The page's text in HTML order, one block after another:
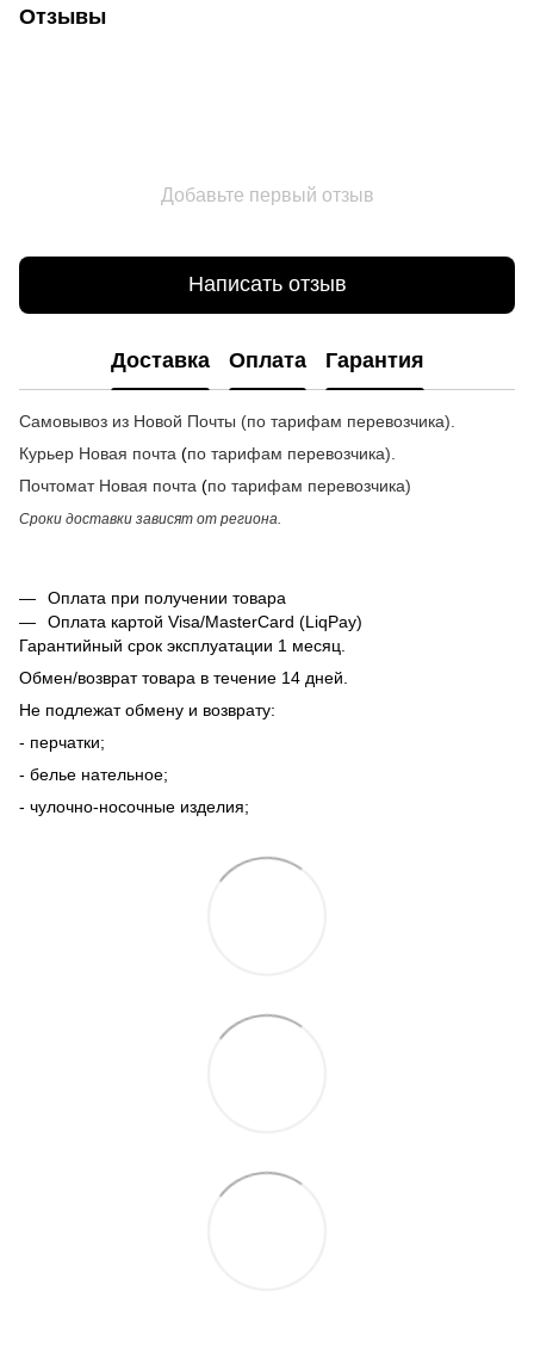
Отзывы
Добавьте первый отзыв
Написать отзыв
Доставка Оплата Гарантия
Самовывоз из Новой Почты (по тарифам перевозчика).
Курьер Новая почта (по тарифам перевозчика).
Почтомат Новая почта (по тарифам перевозчика)
Сроки доставки зависят от региона.
Оплата при получении товара
Оплата картой Visa/MasterCard (LiqPay)
Гарантийный срок эксплуатации 1 месяц.
Обмен/возврат товара в течение 14 дней.
Не подлежат обмену и возврату:
- перчатки;
- белье нательное;
- чулочно-носочные изделия;